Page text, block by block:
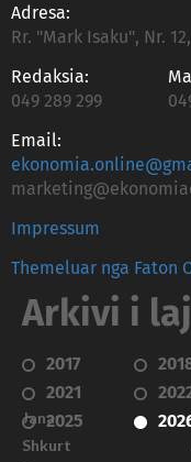
Adresa:
Rr. "Mark Isaku", Nr.
Redaksia:
049 289 299
Email:
Impressum
Themeluar nga Faton
Arkivi i
2017
2021
2025
Janar
Shkurt